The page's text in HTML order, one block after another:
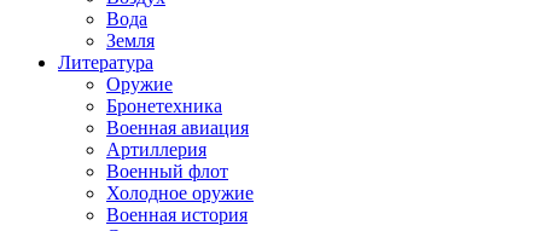
Вода
Земля
Литература
Оружие
Бронетехника
Военная авиация
Артиллерия
Военный флот
Холодное оружие
Военная история